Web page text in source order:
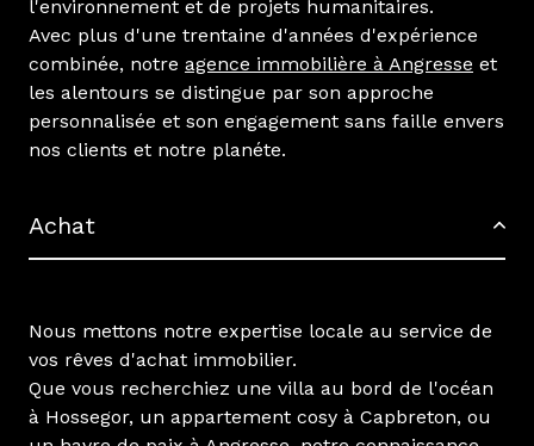
l'environnement et de projets humanitaires.
Avec plus d'une trentaine d'années d'expérience
combinée, notre agence immobilière à Angresse et
les alentours se distingue par son approche
personnalisée et son engagement sans faille envers
nos clients et notre planéte.
Achat
Nous mettons notre expertise locale au service de
vos rêves d'achat immobilier.
Que vous recherchiez une villa au bord de l'océan
à Hossegor, un appartement cosy à Capbreton, ou